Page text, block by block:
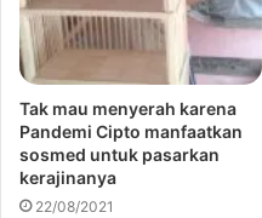
Tak mau menyerah karena
Pandemi Cipto manfaatkan
sosmed untuk pasarkan
kerajinanya
22/08/2021